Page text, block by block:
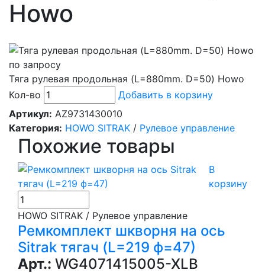
Howo
по запросу
Тяга рулевая продольная (L=880mm. D=50) Howo
Кол-во
Добавить в корзину
Артикул: AZ9731430010
Категория: HOWO SITRAK / Рулевое управление
Похожие товары
В
корзину
HOWO SITRAK / Рулевое управление
Ремкомплект шкворня на ось
Sitrak тягач (L=219 ф=47)
Арт.: WG4071415005-XLB